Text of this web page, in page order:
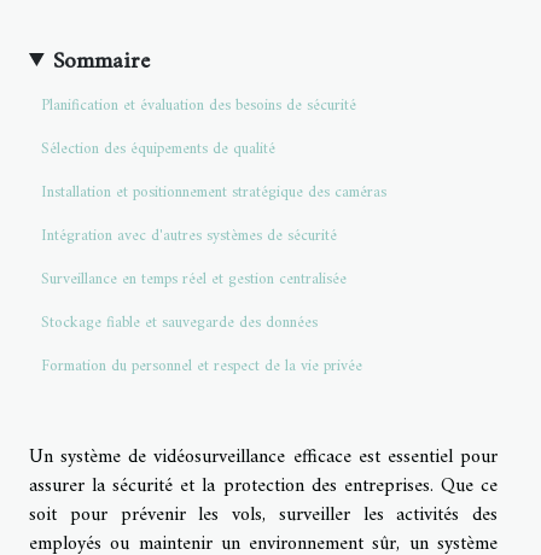
Sommaire
Planification et évaluation des besoins de sécurité
Sélection des équipements de qualité
Installation et positionnement stratégique des caméras
Intégration avec d'autres systèmes de sécurité
Surveillance en temps réel et gestion centralisée
Stockage fiable et sauvegarde des données
Formation du personnel et respect de la vie privée
Un système de vidéosurveillance efficace est essentiel pour
assurer la sécurité et la protection des entreprises. Que ce
soit pour prévenir les vols, surveiller les activités des
employés ou maintenir un environnement sûr, un système